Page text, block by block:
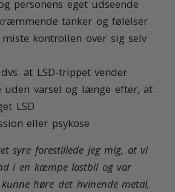
personens eget udseende
tanker og følelser
kontrollen over sig selv
at LSD-trippet vender
uden varsel og længe efter, at
LSD
eller psykose
syre forestillede jeg mig, at vi
i en kæmpe lastbil og var
høre det hvinende metal,